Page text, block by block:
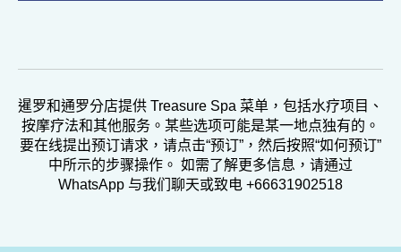
暹罗和通罗分店提供 Treasure Spa 菜单，包括水疗项目、
按摩疗法和其他服务。某些选项可能是某一地点独有的。
要在线提出预订请求，请点击“预订”，然后按照“如何预订”
中所示的步骤操作。 如需了解更多信息，请通过
WhatsApp 与我们聊天或致电 +66631902518